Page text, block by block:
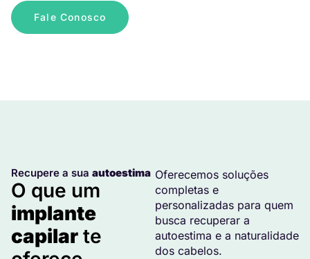
Fale Conosco
Recupere a sua autoestima
O que um
implante
capilar te
Oferecemos soluções
completas e
personalizadas para quem
busca recuperar a
autoestima e a naturalidade
dos cabelos.